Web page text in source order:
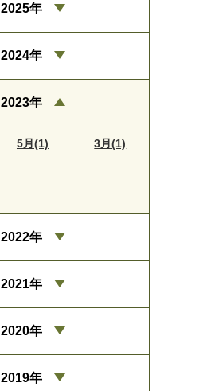
2025年
2024年
2023年
5月(1) 3月(1)
2022年
2021年
2020年
2019年